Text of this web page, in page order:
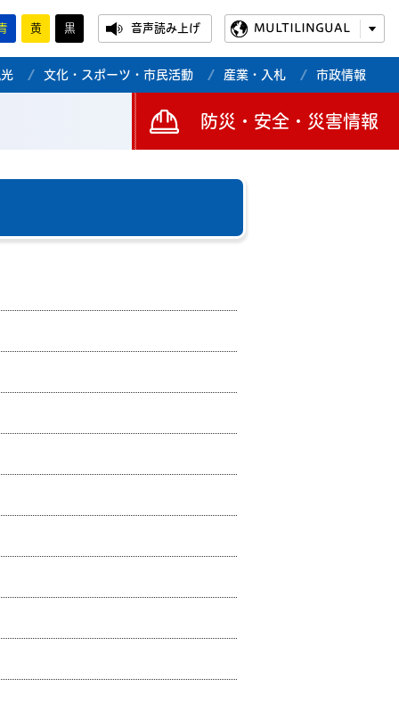
黄 黒 音声読み上げ MULTILINGUAL
文化・スポーツ・市民活動 産業・入札 市政情報
防災・安全・災害情報